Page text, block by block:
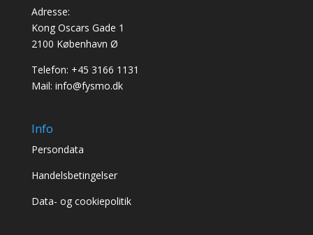
Adresse:
Kong Oscars Gade 1
2100 København Ø
Telefon: +45 3166 1131
Mail: info@fysmo.dk
Info
Persondata
Handelsbetingelser
Data- og cookiepolitik